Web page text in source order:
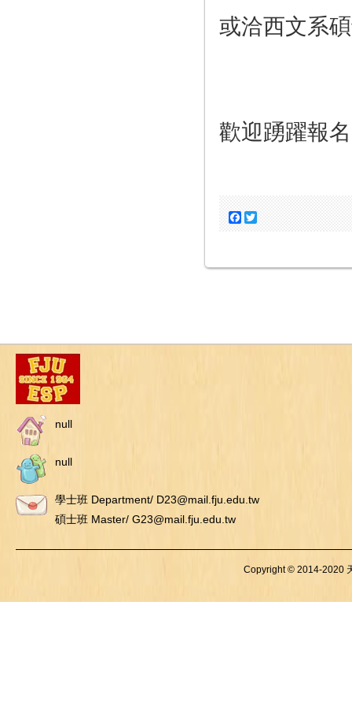
或洽西文系
歡迎踴躍報
Facebook
null
null
學士班 Department/ D23@mail.fju.edu.tw
碩士班 Master/ G23@mail.fju.edu.tw
Copyright © 2014-2020